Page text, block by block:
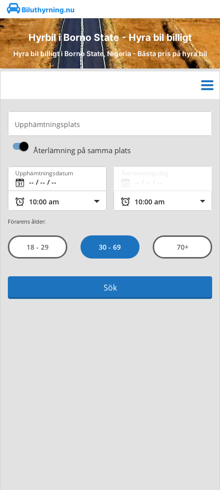
Biluthyrning.nu
Hyrbil i Borno State - Hyra bil billigt
Hyra bil billigt i Borno State, Nigeria - Bästa pris på hyra bil
Upphämtningsplats
Återlämning på samma plats
Upphämtningsdatum
Förarens ålder:
18 - 29 30 - 69 70+
Sök